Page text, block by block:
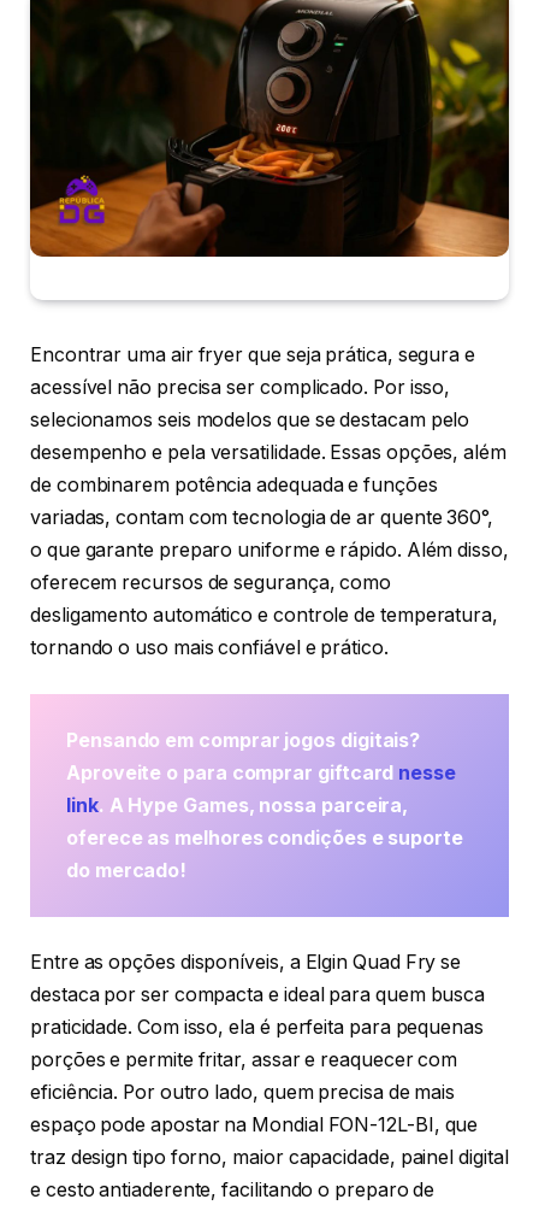
Encontrar uma air fryer que seja prática, segura e
acessível não precisa ser complicado. Por isso,
selecionamos seis modelos que se destacam pelo
desempenho e pela versatilidade. Essas opções, além
de combinarem potência adequada e funções
variadas, contam com tecnologia de ar quente 360°,
o que garante preparo uniforme e rápido. Além disso,
oferecem recursos de segurança, como
desligamento automático e controle de temperatura,
tornando o uso mais confiável e prático.
Pensando em comprar jogos digitais?
Aproveite o para comprar giftcard nesse
link. A Hype Games, nossa parceira,
oferece as melhores condições e suporte
do mercado!
Entre as opções disponíveis, a Elgin Quad Fry se
destaca por ser compacta e ideal para quem busca
praticidade. Com isso, ela é perfeita para pequenas
porções e permite fritar, assar e reaquecer com
eficiência. Por outro lado, quem precisa de mais
espaço pode apostar na Mondial FON-12L-BI, que
traz design tipo forno, maior capacidade, painel digital
e cesto antiaderente, facilitando o preparo de